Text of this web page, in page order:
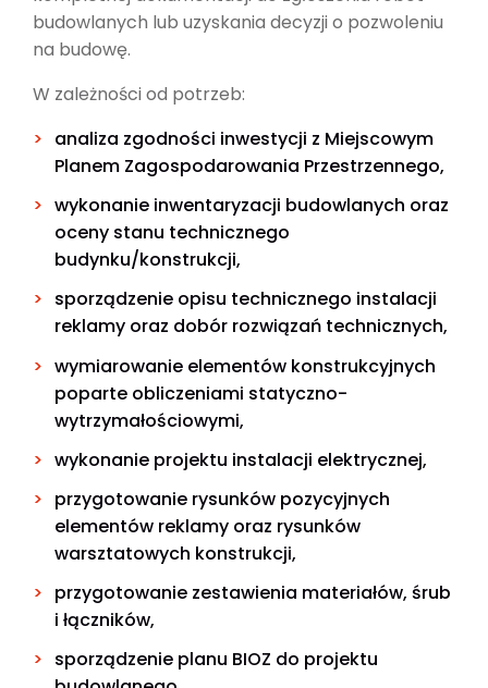
budowlanych lub uzyskania decyzji o pozwoleniu
na budowę.
W zależności od potrzeb:
analiza zgodności inwestycji z Miejscowym
Planem Zagospodarowania Przestrzennego,
wykonanie inwentaryzacji budowlanych oraz
oceny stanu technicznego
budynku/konstrukcji,
sporządzenie opisu technicznego instalacji
reklamy oraz dobór rozwiązań technicznych,
wymiarowanie elementów konstrukcyjnych
poparte obliczeniami statyczno-
wytrzymałościowymi,
wykonanie projektu instalacji elektrycznej,
przygotowanie rysunków pozycyjnych
elementów reklamy oraz rysunków
warsztatowych konstrukcji,
przygotowanie zestawienia materiałów, śrub
i łączników,
sporządzenie planu BIOZ do projektu